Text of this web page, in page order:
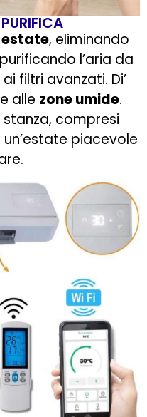
estate, eliminando
l’aria da
filtri avanzati. Di’
e alle zone umide.
compresi
un’estate piacevole